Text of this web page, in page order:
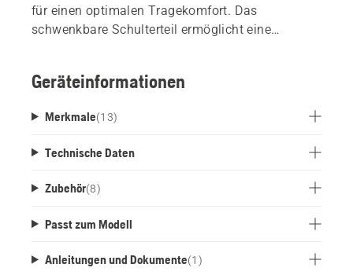
für einen optimalen Tragekomfort. Das
schwenkbare Schulterteil ermöglicht eine
dem Akkugürtel.
Geräteinformationen
Merkmale(13)
Technische Daten
Zubehör(8)
Passt zum Modell
Anleitungen und Dokumente(1 )